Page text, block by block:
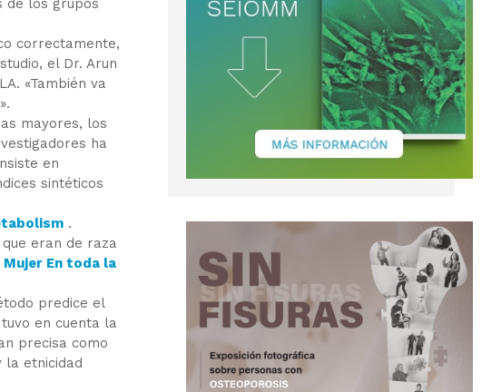
correctamente,
el Dr. Arun
«También va
mayores, los
ha
en
sintéticos
.
eran de raza
En toda la
predice el
en cuenta la
precisa como
la etnicidad